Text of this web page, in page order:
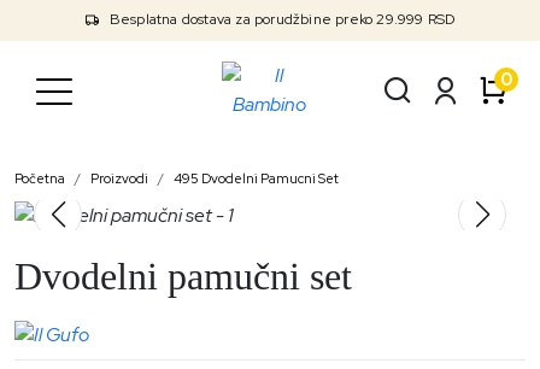
Besplatna dostava za porudžbine preko 29.999 RSD
0
Početna Proizvodi 495 Dvodelni Pamucni Set
Dvodelni pamučni set